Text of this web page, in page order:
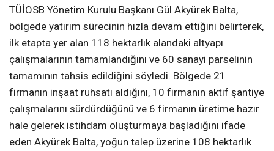
TÜİOSB Yönetim Kurulu Başkanı Gül Akyürek Balta,
bölgede yatırım sürecinin hızla devam ettiğini belirterek,
ilk etapta yer alan 118 hektarlık alandaki altyapı
çalışmalarının tamamlandığını ve 60 sanayi parselinin
tamamının tahsis edildiğini söyledi. Bölgede 21
firmanın inşaat ruhsatı aldığını, 10 firmanın aktif şantiye
çalışmalarını sürdürdüğünü ve 6 firmanın üretime hazır
hale gelerek istihdam oluşturmaya başladığını ifade
eden Akyürek Balta, yoğun talep üzerine 108 hektarlık